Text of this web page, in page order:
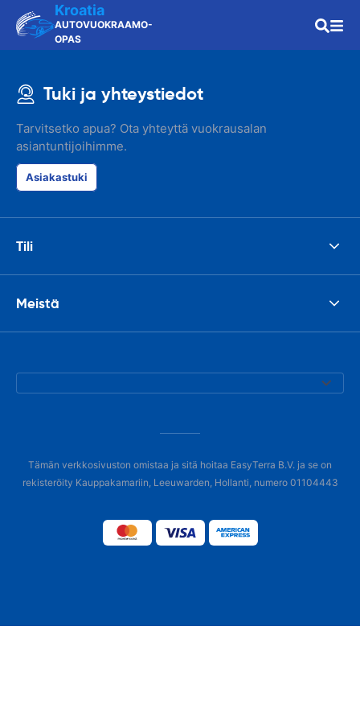
Kroatia
AUTOVUOKRAAMO-
OPAS
Tuki ja yhteystiedot
Tarvitsetko apua? Ota yhteyttä vuokrausalan
asiantuntijoihimme.
Asiakastuki
Tili
Meistä
Tämän verkkosivuston omistaa ja sitä hoitaa EasyTerra B.V. ja se on
rekisteröity Kauppakamariin, Leeuwarden, Hollanti, numero 01104443